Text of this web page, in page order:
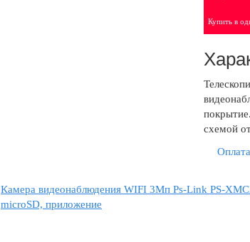
Купить в
схемой
Оплата
Камера видеонаблюдения WIFI 3Мп Ps-Link PS-
microSD, приложение